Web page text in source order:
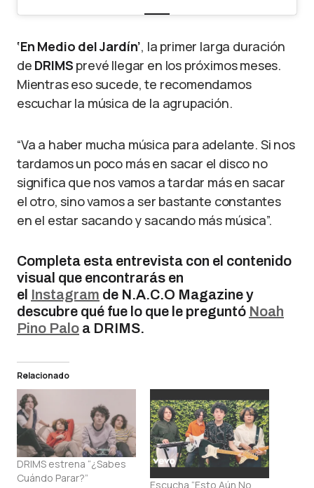
‘En Medio del Jardín’, la primer larga duración
de DRIMS prevé llegar en los próximos meses.
Mientras eso sucede, te recomendamos
escuchar la música de la agrupación.
“Va a haber mucha música para adelante. Si nos
tardamos un poco más en sacar el disco no
significa que nos vamos a tardar más en sacar
el otro, sino vamos a ser bastante constantes
en el estar sacando y sacando más música”.
Completa esta entrevista con el contenido
visual que encontrarás en
el Instagram de N.A.C.O Magazine y
descubre qué fue lo que le preguntó Noah
Pino Palo a DRIMS.
Relacionado
DRIMS estrena “¿Sabes
Cuándo Parar?”
Escucha “Esto Aún No